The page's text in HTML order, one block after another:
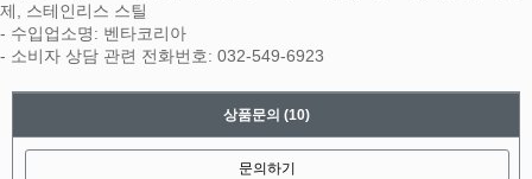
제, 스테인리스 스틸
- 수입업소명: 벤타코리아
- 소비자 상담 관련 전화번호: 032-549-6923
상품문의 (10)
문의하기